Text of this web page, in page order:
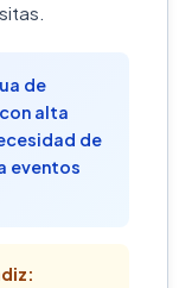
de
alta
de
eventos